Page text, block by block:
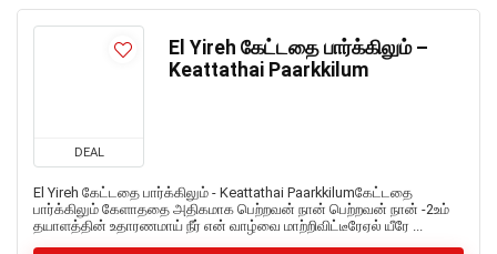
DEAL
El Yireh கேட்டதை பார்க்கிலும் –
Keattathai Paarkkilum
El Yireh கேட்டதை பார்க்கிலும் - Keattathai Paarkkilumகேட்டதை
பார்க்கிலும் கேளாததை அதிகமாக பெற்றவன் நான் பெற்றவன் நான் -2உம்
தயாளத்தின் உதாரணமாய் நீர் என் வாழ்வை மாற்றிவிட்டீரேஏல் யீரே ...